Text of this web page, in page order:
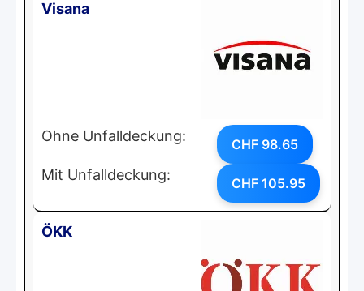
Visana
Ohne Unfalldeckung: CHF 98.65
Mit Unfalldeckung: CHF 105.95
ÖKK